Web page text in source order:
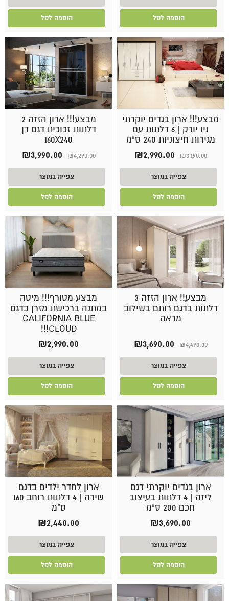
הוספה לסל הוספה לסל
מבצע!!! ארון בגדים יוקרתי
ניו יורק | 6 דלתות עם
מגירות חיצוניות 240 ס"מ
₪3,190.00
המחיר
היה:
₪3,190.00.
₪2,990.00
₪2,990.00.
צפייה במוצר
הוספה לסל
מבצע!!! ארון הזזה 2
דלתות זכוכית דגם דן
160X240
₪4,290.00
המחיר
היה:
₪4,290.00.
₪3,990.00
צפייה במוצר
הוספה לסל
מבצע!! ארון הזזה 3
דלתות בדגם רותם בשילוב
מראה
₪4,490.00
המחיר
היה:
₪4,490.00.
₪3,690.00
₪3,690.00.
צפייה במוצר
הוספה לסל
מבצע מטורף!!! מיטה
במתנה ברכישת מזרן בדגם
CALIFORNIA BLUE
CLOUD!!!
₪2,990.00
צפייה במוצר
הוספה לסל
ארון בגדים יוקרתי דגם
ליזה | 4 דלתות בעיצוב
חכם 200 ס"מ
₪3,690.00
צפייה במוצר
הוספה לסל
ארון לחדר ילדים בדגם
שירה | 4 דלתות רוחב 160
ס"מ
₪2,440.00
צפייה במוצר
הוספה לסל